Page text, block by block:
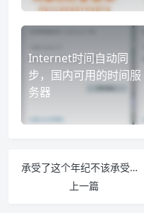
Internet时间自动同
步，国内可用的时间服
务器
承受了这个年纪不该承受的压力
上一篇